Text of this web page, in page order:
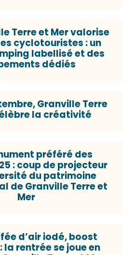
Terre et Mer valorise
cyclotouristes : un
labellisé et des
dédiés
Granville Terre
la créativité
préféré des
: coup de projecteur
du patrimoine
de Granville Terre et
Mer
d’air iodé, boost
la rentrée se joue en